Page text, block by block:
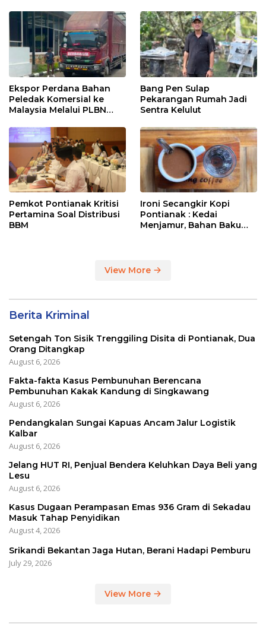
Ekspor Perdana Bahan
Peledak Komersial ke
Malaysia Melalui PLBN
Bang Pen Sulap
Pekarangan Rumah Jadi
Sentra Kelulut
Pemkot Pontianak Kritisi
Pertamina Soal Distribusi
BBM
Ironi Secangkir Kopi
Pontianak : Kedai
Menjamur, Bahan Baku
View More
Berita Kriminal
Setengah Ton Sisik Trenggiling Disita di Pontianak, Dua
Orang Ditangkap
August 6, 2026
Fakta-fakta Kasus Pembunuhan Berencana
Pembunuhan Kakak Kandung di Singkawang
August 6, 2026
Pendangkalan Sungai Kapuas Ancam Jalur Logistik
Kalbar
August 6, 2026
Jelang HUT RI, Penjual Bendera Keluhkan Daya Beli yang
Lesu
August 6, 2026
Kasus Dugaan Perampasan Emas 936 Gram di Sekadau
Masuk Tahap Penyidikan
August 4, 2026
Srikandi Bekantan Jaga Hutan, Berani Hadapi Pemburu
July 29, 2026
View More